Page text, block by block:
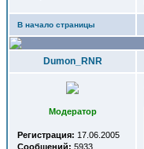
В начало страницы
Dumon_RNR
Модератор
Регистрация: 17.06.2005
Сообщений: 5933